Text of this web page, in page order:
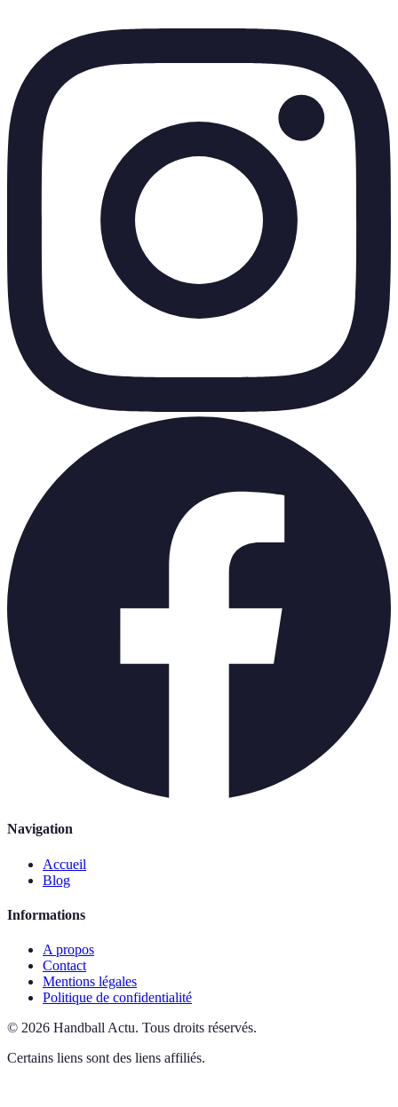
Navigation
Accueil
Blog
Informations
A propos
Contact
Mentions légales
Politique de confidentialité
© 2026 Handball Actu. Tous droits réservés.
Certains liens sont des liens affiliés.